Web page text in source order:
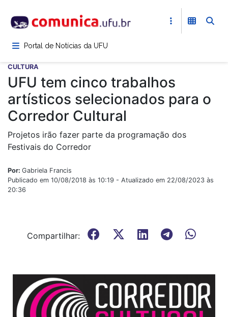
para
conteúdoPortal de Notícias da UFU
CULTURA
UFU tem cinco trabalhos
artísticos selecionados para o
Corredor Cultural
Projetos irão fazer parte da programação dos
Festivais do Corredor
Por: Gabriela Francis
Publicado em 10/08/2018 às 10:19 - Atualizado em 22/08/2023 às
20:36
Compartilhar: